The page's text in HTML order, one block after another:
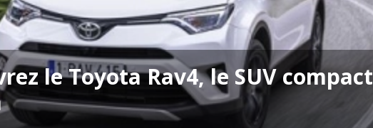
le Toyota Rav4, le SUV compact